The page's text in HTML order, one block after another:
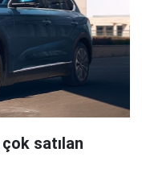
satılan